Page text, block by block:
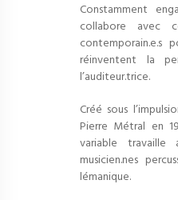
Constamment
collabore avec
contemporain.e.s
réinventent la
l’auditeur.trice.
Créé sous
Pierre Métral en
variable travaille
musicien.nes
lémanique.